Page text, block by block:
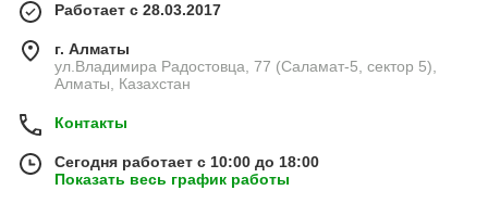
Работает с 28.03.2017
г. Алматы
ул.Владимира Радостовца, 77 (Саламат-5, сектор 5),
Алматы, Казахстан
Контакты
Сегодня работает с 10:00 до 18:00
Показать весь график работы